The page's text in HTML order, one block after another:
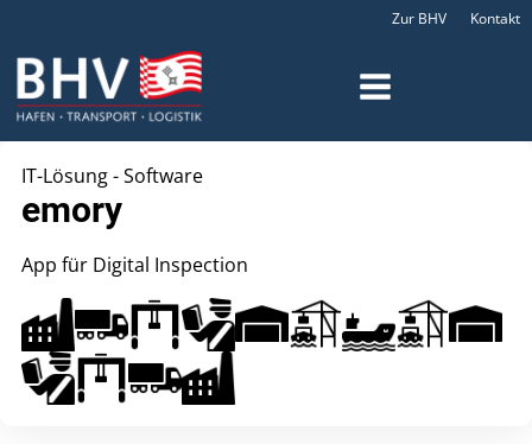
Zur BHV Kontakt
IT-Lösung - Software
emory
App für Digital Inspection